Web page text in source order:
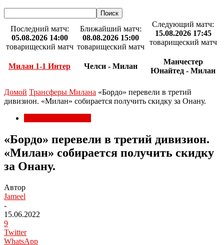
Последний матч:
05.08.2026 14:00
товарищеский матч
Милан 1-1 Интер
Ближайший матч:
08.08.2026 15:00
товарищеский матч
Челси - Милан
Следующий матч:
15.08.2026 17:45
товарищеский матч
Манчестер
Юнайтед - Милан
Домой Трансферы Милана «Бордо» перевели в третий
дивизион. «Милан» собирается получить скидку за Онану.
«Бордо» перевели в третий дивизион.
«Милан» собирается получить скидку
за Онану.
Автор
Jameel
-
15.06.2022
9
Twitter
WhatsApp